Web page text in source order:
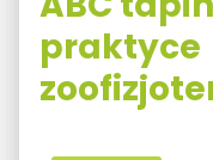
praktyce